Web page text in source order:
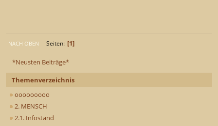
*Neusten Beiträge*
Themenverzeichnis
ooooooooo
2. MENSCH
2.1. Infostand
NACH OBEN Seiten 1